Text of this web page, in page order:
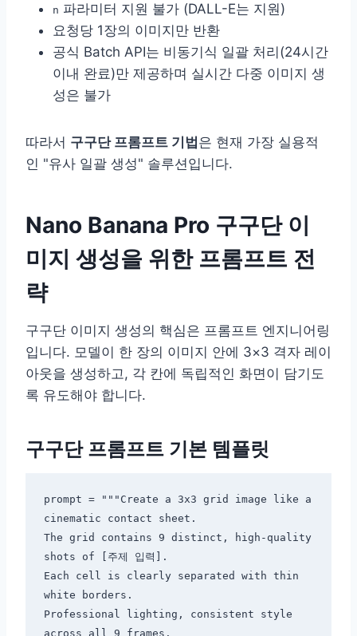
n 파라미터 지원 불가 (DALL-E는 지원)
요청당 1장의 이미지만 반환
공식 Batch API는 비동기식 일괄 처리(24시간
이내 완료)만 제공하며 실시간 다중 이미지 생
성은 불가
따라서 구구단 프롬프트 기법은 현재 가장 실용적
인 "유사 일괄 생성" 솔루션입니다.
Nano Banana Pro 구구단 이
미지 생성을 위한 프롬프트 전
략
구구단 이미지 생성의 핵심은 프롬프트 엔지니어링
입니다. 모델이 한 장의 이미지 안에 3×3 격자 레이
아웃을 생성하고, 각 칸에 독립적인 화면이 담기도
록 유도해야 합니다.
구구단 프롬프트 기본 템플릿
prompt = """Create a 3x3 grid image like a
cinematic contact sheet.
The grid contains 9 distinct, high-quality
shots of [주제 입력].
Each cell is clearly separated with thin
white borders.
Professional lighting, consistent style
across all 9 frames.